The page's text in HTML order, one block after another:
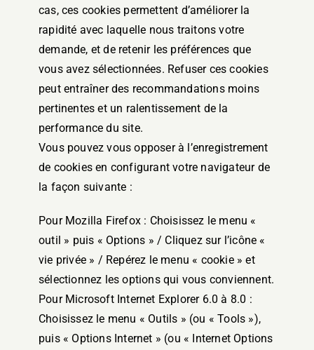
cas, ces cookies permettent d’améliorer la
rapidité avec laquelle nous traitons votre
demande, et de retenir les préférences que
vous avez sélectionnées. Refuser ces cookies
peut entraîner des recommandations moins
pertinentes et un ralentissement de la
performance du site.
Vous pouvez vous opposer à l’enregistrement
de cookies en configurant votre navigateur de
la façon suivante :
Pour Mozilla Firefox : Choisissez le menu «
outil » puis « Options » / Cliquez sur l’icône «
vie privée » / Repérez le menu « cookie » et
sélectionnez les options qui vous conviennent.
Pour Microsoft Internet Explorer 6.0 à 8.0 :
Choisissez le menu « Outils » (ou « Tools »),
puis « Options Internet » (ou « Internet Options